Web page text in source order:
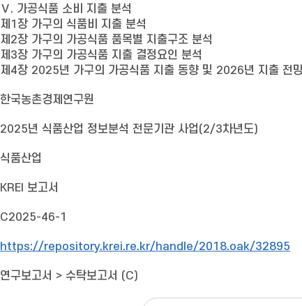
Ⅴ. 가공식품 소비 지출 분석
제1장 가구의 식품비 지출 분석
제2장 가구의 가공식품 품목별 지출구조 분석
제3장 가구의 가공식품 지출 결정요인 분석
제4장 2025년 가구의 가공식품 지출 동향 및 2026년 지출 전
한국농촌경제연구원
2025년 식품산업 정보분석 전문기관 사업(2/3차년도)
식품산업
KREI 보고서
C2025-46-1
https://repository.krei.re.kr/handle/2018.oak/32895
연구보고서 > 수탁보고서 (C)